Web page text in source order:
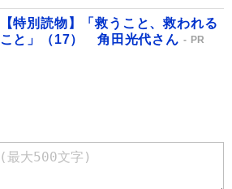
【特別読物】「救うこと、救われる
こと」（17） 角田光代さん
PR